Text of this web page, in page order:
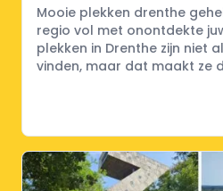
Mooie plekken drenthe
regio vol met onontdekte
plekken in Drenthe zijn niet
vinden, maar dat maakt ze